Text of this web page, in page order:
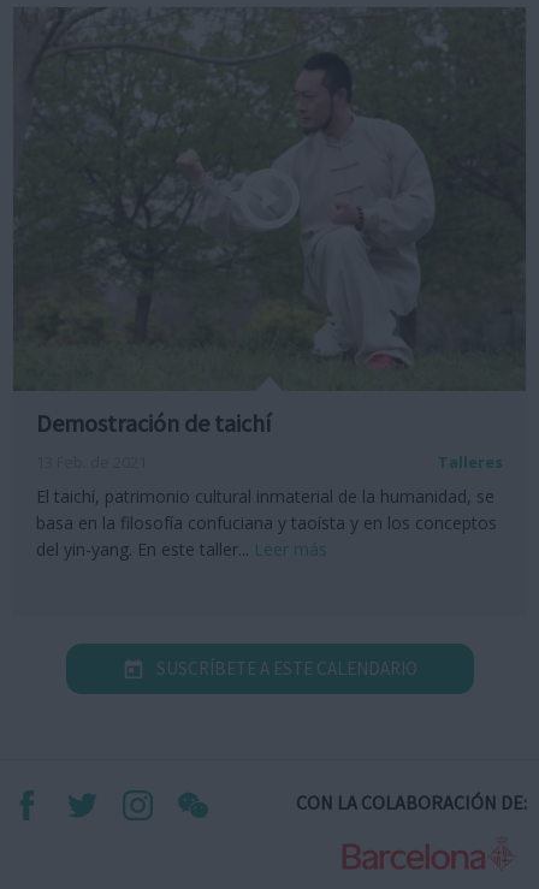
Demostración de taichí
Talleres
El taichí, patrimonio cultural inmaterial de la humanidad, se
basa en la filosofía confuciana y taoísta y en los conceptos
del yin-yang. En este taller... Leer más
SUSCRÍBETE A ESTE CALENDARIO
CON LA COLABORACIÓN DE: